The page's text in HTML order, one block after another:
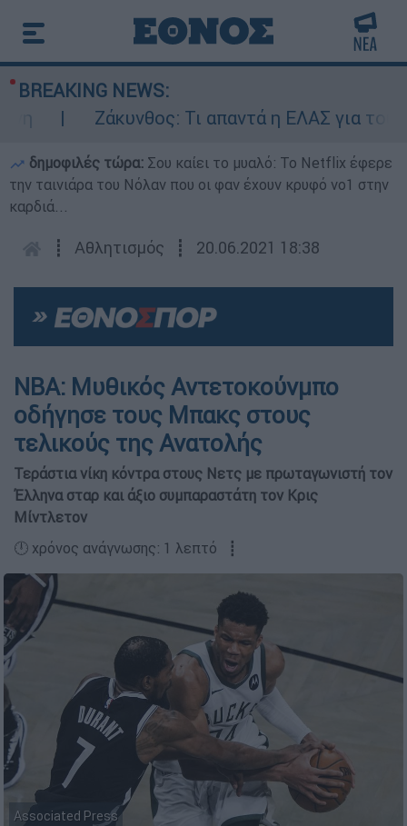
BREAKING NEWS:
Ζάκυνθος: Τι απαντά η ΕΛΑΣ για τους 8
δημοφιλές τώρα: Σου καίει το μυαλό: Το Netflix έφερε
την ταινιάρα του Νόλαν που οι φαν έχουν κρυφό νο1 στην
καρδιά...
┋ Αθλητισμός ┋ 20.06.2021 18:38
NBA: Μυθικός Αντετοκούνμπο
οδήγησε τους Μπακς στους
τελικούς της Ανατολής
Τεράστια νίκη κόντρα στους Νετς με πρωταγωνιστή τον
Έλληνα σταρ και άξιο συμπαραστάτη τον Κρις
Μίντλετον
🕛 χρόνος ανάγνωσης: 1 λεπτό ┋
Associated Press